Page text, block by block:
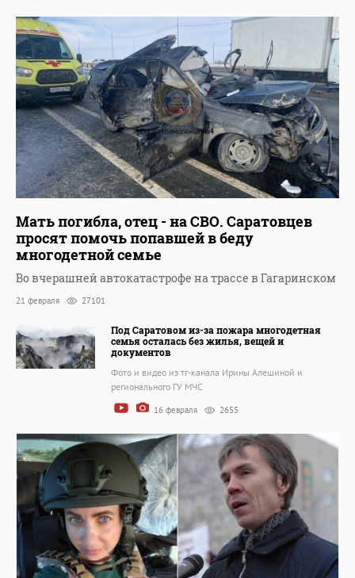
Мать погибла, отец - на СВО. Саратовцев
просят помочь попавшей в беду
многодетной семье
Во вчерашней автокатастрофе на трассе в Гагаринском
21 февраля 27101
Под Саратовом из-за пожара многодетная
семья осталась без жилья, вещей и
документов
Фото и видео из тг-канала Ирины Алешиной и
регионального ГУ МЧС
16 февраля 2655